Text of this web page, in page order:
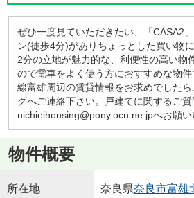
ぜひ一度見ていただきたい、「CASA2
ン(徒歩4分)がありちょっとした買い物
2分の立地が魅力的な、利便性の高い物
ので電車をよく使う方におすすめな物
線富雄周辺の賃貸情報をお求めでした
グへご連絡下さい。戸建てに関するご質
nichieihousing@pony.ocn.ne.jpへお願い
物件概要
所在地 奈良県奈良市富雄